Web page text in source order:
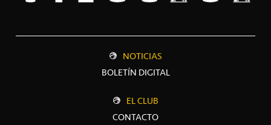
NOTICIAS
BOLETÍN DIGITAL
EL CLUB
CONTACTO